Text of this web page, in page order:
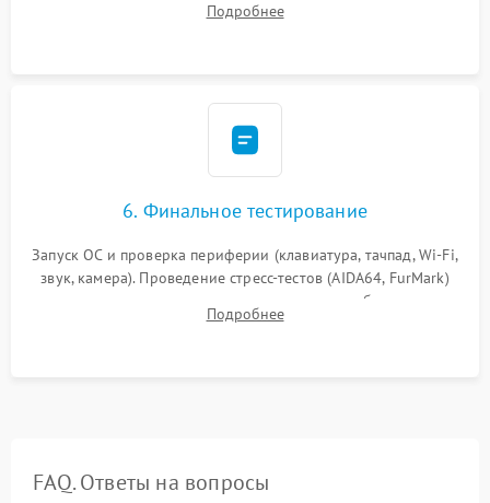
шлейфов, модулей памяти и накопителей. Предварительная
Подробнее
6. Финальное тестирование
Запуск ОС и проверка периферии (клавиатура, тачпад, Wi-Fi,
звук, камера). Проведение стресс-тестов (AIDA64, FurMark)
для контроля температурного режима и стабильности
системы под пиковой нагрузкой.
Подробнее
FAQ. Ответы на вопросы